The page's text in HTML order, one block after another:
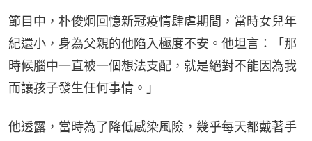
節目中，朴俊炯回憶新冠疫情肆虐期間，當時女兒年
紀還小，身為父親的他陷入極度不安。他坦言：「那
時候腦中一直被一個想法支配，就是絕對不能因為我
而讓孩子發生任何事情。」
他透露，當時為了降低感染風險，幾乎每天都戴著手